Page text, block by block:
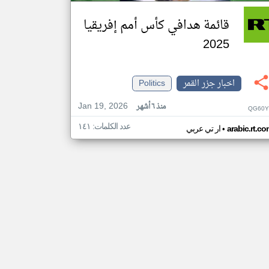
قائمة هدافي كأس أمم إفريقيا
2025
اخبار جزر القمر
Politics
Jan 19, 2026
منذ ٦ أشهر
ار تي عربي• عدد الكلمات: ١٤١